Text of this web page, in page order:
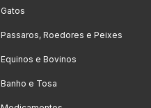
Gatos
Passaros, Roedores e Peixes
Equinos e Bovinos
Banho e Tosa